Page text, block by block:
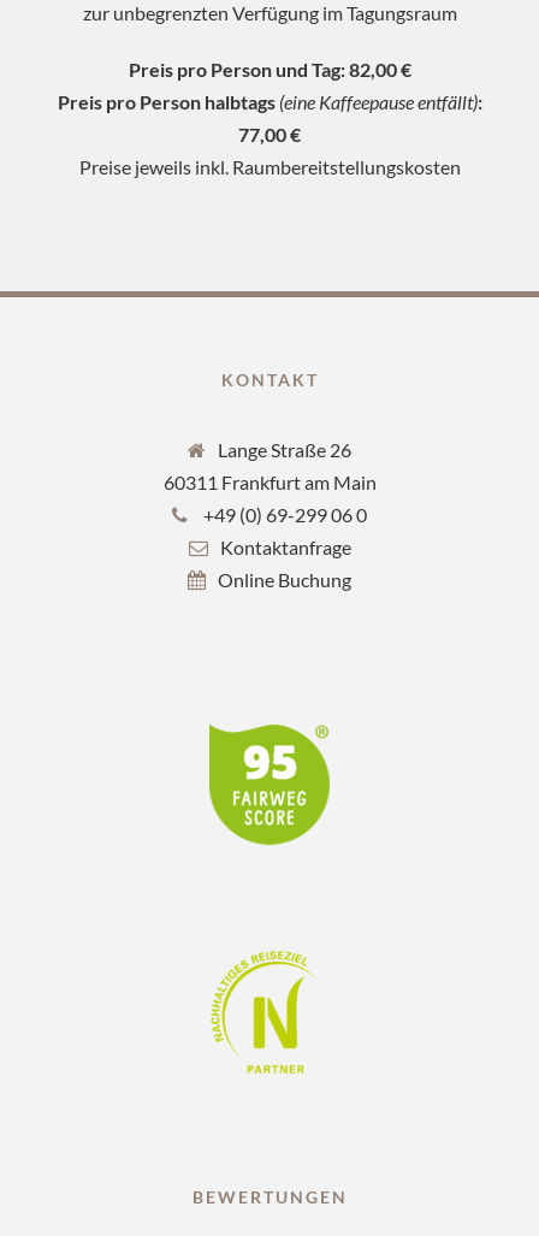
zur unbegrenzten Verfügung im Tagungsraum
Preis pro Person und Tag: 82,00 €
Preis pro Person halbtags (eine Kaffeepause entfällt):
77,00 €
Preise jeweils inkl. Raumbereitstellungskosten
KONTAKT
Lange Straße 26
60311 Frankfurt am Main
+49 (0) 69-299 06 0
Kontaktanfrage
Online Buchung
BEWERTUNGEN